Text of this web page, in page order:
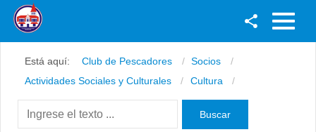
Youtube
Instagram
Está aquí: Club de Pescadores
Socios
Actividades Sociales y Culturales
Cultura